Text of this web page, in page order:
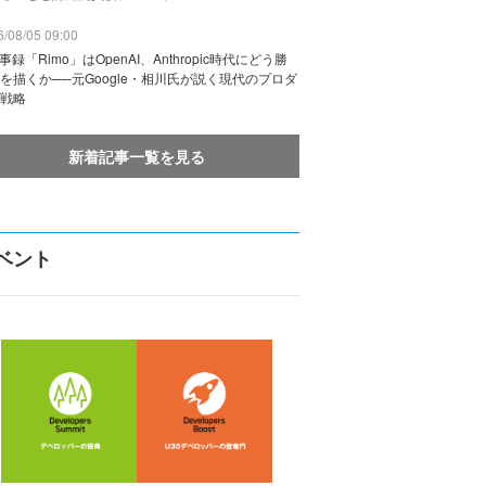
08/05 09:00
録「Rimo」はOpenAI、Anthropic時代にどう勝
描くか──元Google・相川氏が説く現代のプロダ
略
新着記事一覧を見る
ント